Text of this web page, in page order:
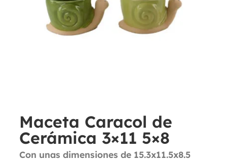
Maceta Caracol de
Cerámica 3×11 5×8
Con unas dimensiones de 15.3x11.5x8.5